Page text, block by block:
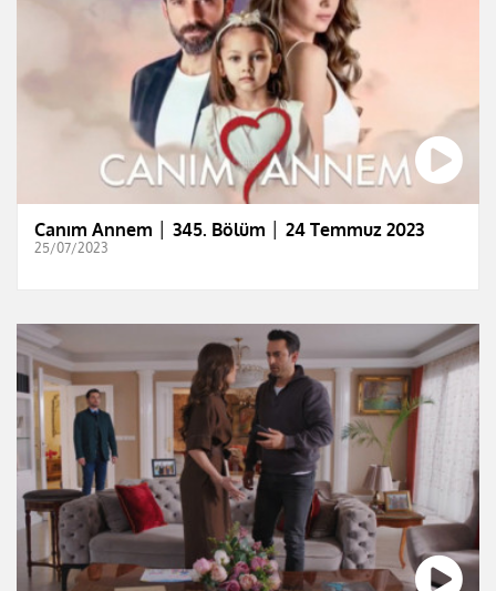
Canım Annem │ 345. Bölüm │ 24 Temmuz 2023
25/07/2023